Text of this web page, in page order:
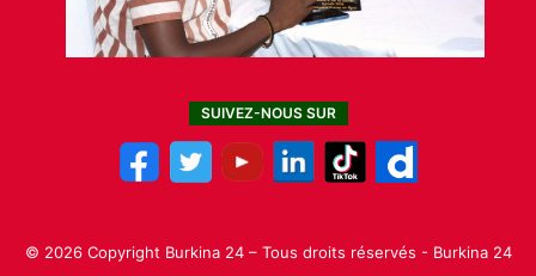
SUIVEZ-NOUS SUR
© 2026 Copyright Burkina 24 – Tous droits réservés - Burkina 24